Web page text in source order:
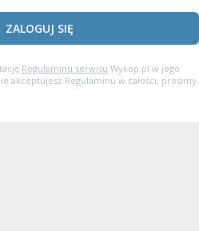
ZALOGUJ SIĘ
Regulaminu serwisu Wykop.pl w jego
akceptujesz Regulaminu w całości, prosimy